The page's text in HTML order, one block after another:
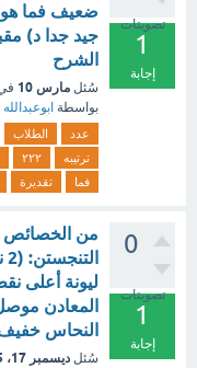
تصويتات
1
إجابة
ضعيف فما هو
جيد جدا د)
الشرح
سُئل مارس 10
بواسطة ابوعبدالله
عدد الطلاب
ترتيبه
۲۲۲
فما
تقديرة
0
تصويتات
1
إجابة
من الخصائص
ليونة أعلى
المعادن
النحاس
سُئل ديسمبر 17، 2025